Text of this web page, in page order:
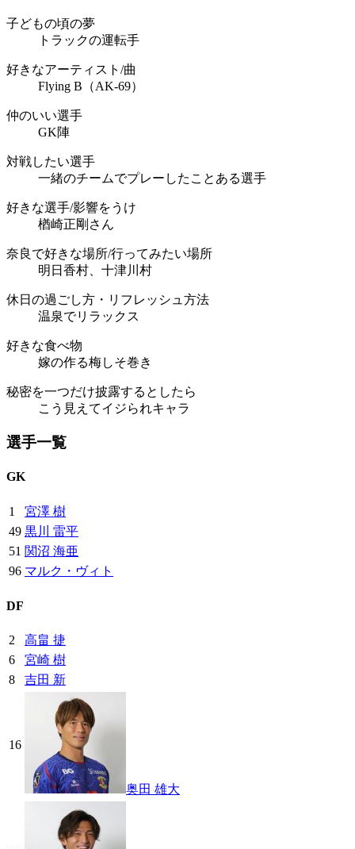
子どもの頃の夢
トラックの運転手
好きなアーティスト/曲
Flying B（AK-69）
仲のいい選手
GK陣
対戦したい選手
一緒のチームでプレーしたことある選手
好きな選手/影響をうけ
楢崎正剛さん
奈良で好きな場所/行ってみたい場所
明日香村、十津川村
休日の過ごし方・リフレッシュ方法
温泉でリラックス
好きな食べ物
嫁の作る梅しそ巻き
秘密を一つだけ披露するとしたら
こう見えてイジられキャラ
選手一覧
GK
1
宮澤 樹
49 黒川 雷平
51 関沼 海亜
96 マルク・ヴィト
DF
2
高畠 捷
6
宮崎 樹
8
吉田 新
16
奥田 雄大